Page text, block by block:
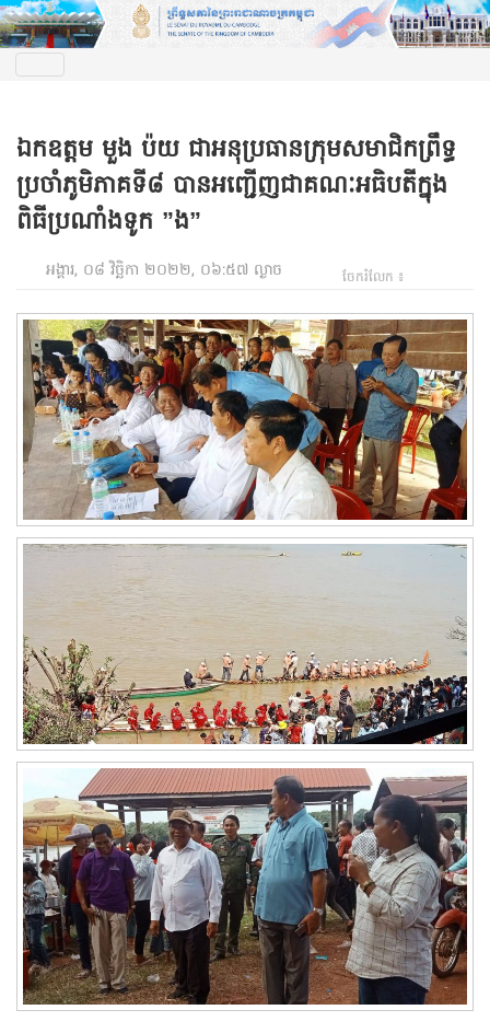
ឯកឧត្ដម មួង ប៉យ ជាអនុប្រធានក្រុមសមាជិកព្រឹទ្ធ
ប្រចាំភូមិភាគទី៨ បានអញ្ជើញជាគណៈអធិបតីក្នុង
ពិធីប្រណាំងទូក ”ង”
អង្គារ, ០៨ វិច្ឆិកា ២០២២, ០៦:៥៧ ល្ងាច ចែករំលែក ៖